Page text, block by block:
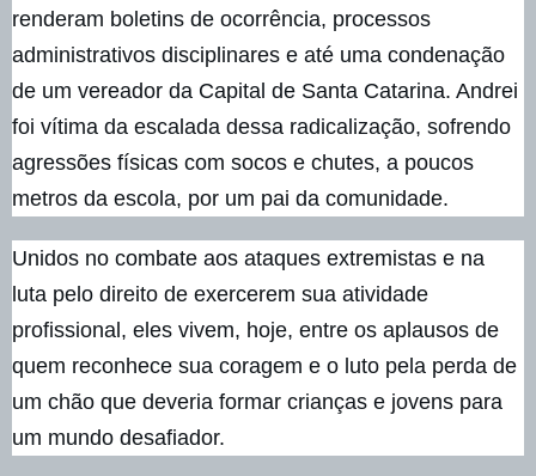
renderam boletins de ocorrência, processos
administrativos disciplinares e até uma condenação
de um vereador da Capital de Santa Catarina. Andrei
foi vítima da escalada dessa radicalização, sofrendo
agressões físicas com socos e chutes, a poucos
metros da escola, por um pai da comunidade.
Unidos no combate aos ataques extremistas e na
luta pelo direito de exercerem sua atividade
profissional, eles vivem, hoje, entre os aplausos de
quem reconhece sua coragem e o luto pela perda de
um chão que deveria formar crianças e jovens para
um mundo desafiador.